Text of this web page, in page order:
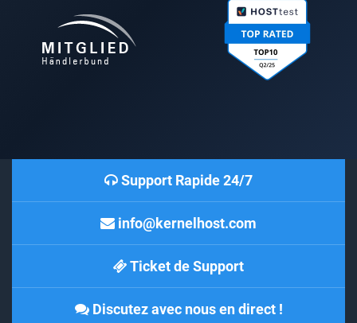
Support Rapide 24/7
info@kernelhost.com
Ticket de Support
Discutez avec nous en direct !